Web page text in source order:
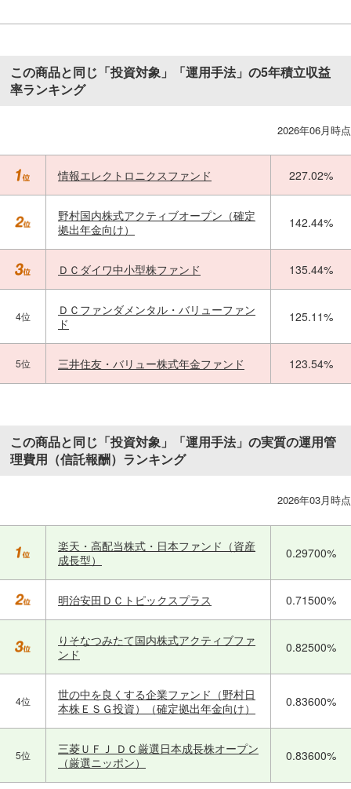
この商品と同じ「投資対象」「運用手法」の5年積立収益
率ランキング
2026年06月時点
情報エレクトロニクスファンド 227.02%
野村国内株式アクティブオープン（確定
拠出年金向け）
142.44%
ＤＣダイワ中小型株ファンド 135.44%
4位
ＤＣファンダメンタル・バリューファン
ド
125.11%
5位 三井住友・バリュー株式年金ファンド 123.54%
この商品と同じ「投資対象」「運用手法」の実質の運用管
理費用（信託報酬）ランキング
2026年03月時点
楽天・高配当株式・日本ファンド（資産
成長型）
0.29700%
明治安田ＤＣトピックスプラス 0.71500%
りそなつみたて国内株式アクティブファ
ンド
0.82500%
4位
世の中を良くする企業ファンド（野村日
本株ＥＳＧ投資）（確定拠出年金向け）
0.83600%
5位
三菱ＵＦＪ ＤＣ厳選日本成長株オープン
（厳選ニッポン）
0.83600%